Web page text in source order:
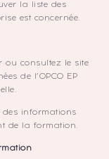
la liste des
est concernée.
ou consultez le site
de l’OPCO EP
des informations
de la formation.